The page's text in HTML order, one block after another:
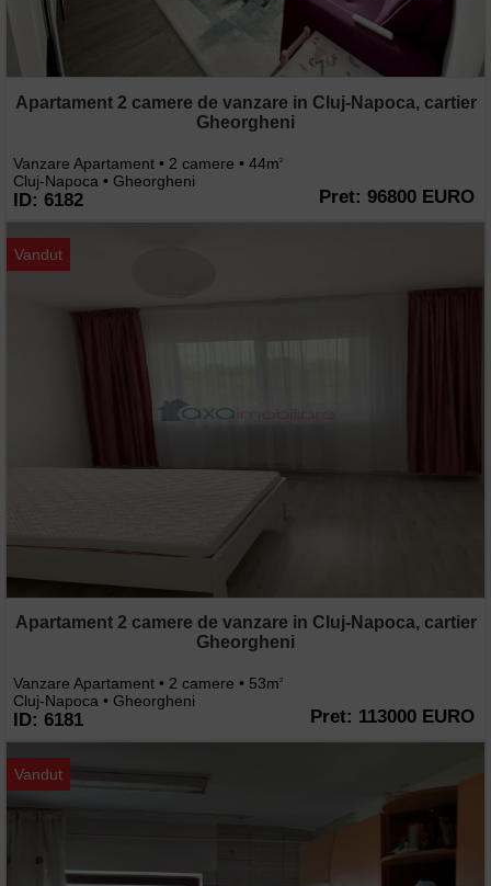
Apartament 2 camere de vanzare in Cluj-Napoca, cartier
Gheorgheni
Vanzare Apartament • 2 camere • 44m2
Cluj-Napoca • Gheorgheni
ID: 6182 Pret: 96800 EURO
Vandut
Apartament 2 camere de vanzare in Cluj-Napoca, cartier
Gheorgheni
Vanzare Apartament • 2 camere • 53m2
Cluj-Napoca • Gheorgheni
ID: 6181 Pret: 113000 EURO
Vandut